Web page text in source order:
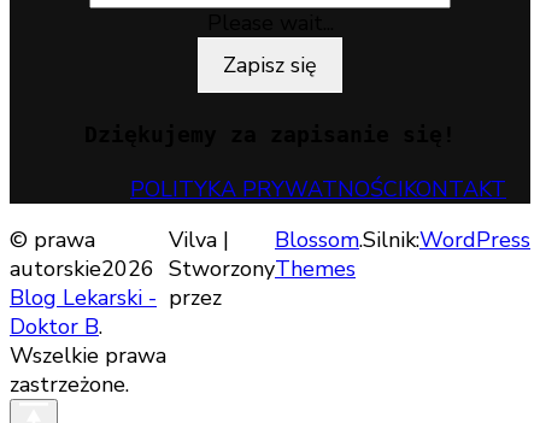
Zapisz się
POLITYKA PRYWATNOŚCIKONTAKT
© prawa
autorskie2026
Blog Lekarski -
Doktor B.
Wszelkie prawa
zastrzeżone.
Vilva |
Stworzony
przez
Blossom
Themes
.Silnik:WordPress